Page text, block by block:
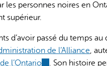
les personnes noires en
supérieur.
d’avoir passé du temps
de l’Alliance,
l’Ontario (link
. Son histoire